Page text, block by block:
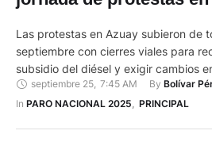
Las protestas en Azuay subieron de
septiembre con cierres viales para
subsidio del diésel y exigir cambios
gubernamentales. En la mañana, en el
Tarqui, de la vía Cuenca-Girón-
septiembre 25 7:45 AM By Bolívar
In PARO NACIONAL 2025, PRINCIPAL